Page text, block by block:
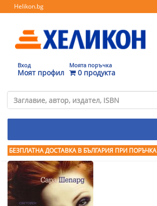
Helikon.bg
Вход
Моят профил
Моята поръчка
0 продукта
БЕЗПЛАТНА ДОСТАВКА В БЪЛГАРИЯ ПРИ ПОРЪЧКА